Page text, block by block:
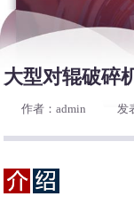
大型对辊破碎
作者：admin 发